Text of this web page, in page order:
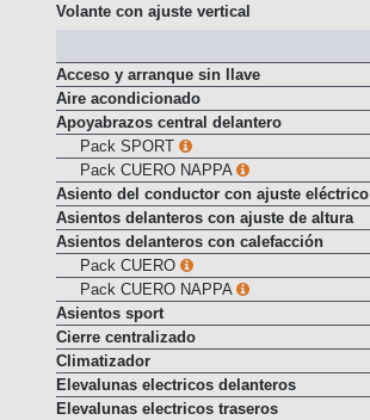
Volante con ajuste vertical
Acceso y arranque sin llave
Aire acondicionado
Apoyabrazos central delantero
Pack SPORT
Pack CUERO NAPPA
Asiento del conductor con ajuste eléctrico
Asientos delanteros con ajuste de altura
Asientos delanteros con calefacción
Pack CUERO
Pack CUERO NAPPA
Asientos sport
Cierre centralizado
Climatizador
Elevalunas electricos delanteros
Elevalunas electricos traseros